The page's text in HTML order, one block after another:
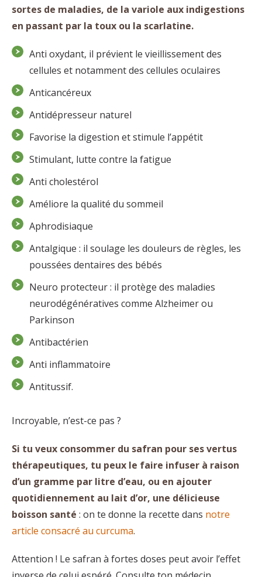
sortes de maladies, de la variole aux indigestions
en passant par la toux ou la scarlatine.
Anti oxydant, il prévient le vieillissement des
cellules et notamment des cellules oculaires
Anticancéreux
Antidépresseur naturel
Favorise la digestion et stimule l’appétit
Stimulant, lutte contre la fatigue
Anti cholestérol
Améliore la qualité du sommeil
Aphrodisiaque
Antalgique : il soulage les douleurs de règles, les
poussées dentaires des bébés
Neuro protecteur : il protège des maladies
neurodégénératives comme Alzheimer ou
Parkinson
Antibactérien
Anti inflammatoire
Antitussif.
Incroyable, n’est-ce pas ?
Si tu veux consommer du safran pour ses vertus
thérapeutiques, tu peux le faire infuser à raison
d’un gramme par litre d’eau, ou en ajouter
quotidiennement au lait d’or, une délicieuse
boisson santé : on te donne la recette dans notre
article consacré au curcuma.
Attention ! Le safran à fortes doses peut avoir l’effet